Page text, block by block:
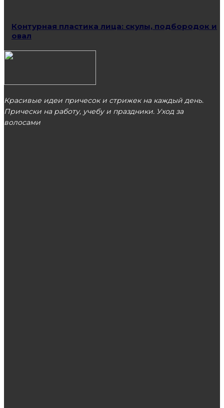
Контурная пластика лица: скулы, подбородок и
овал
Красивые идеи причесок и стрижек на каждый день.
Прически на работу, учебу и праздники. Уход за
волосами